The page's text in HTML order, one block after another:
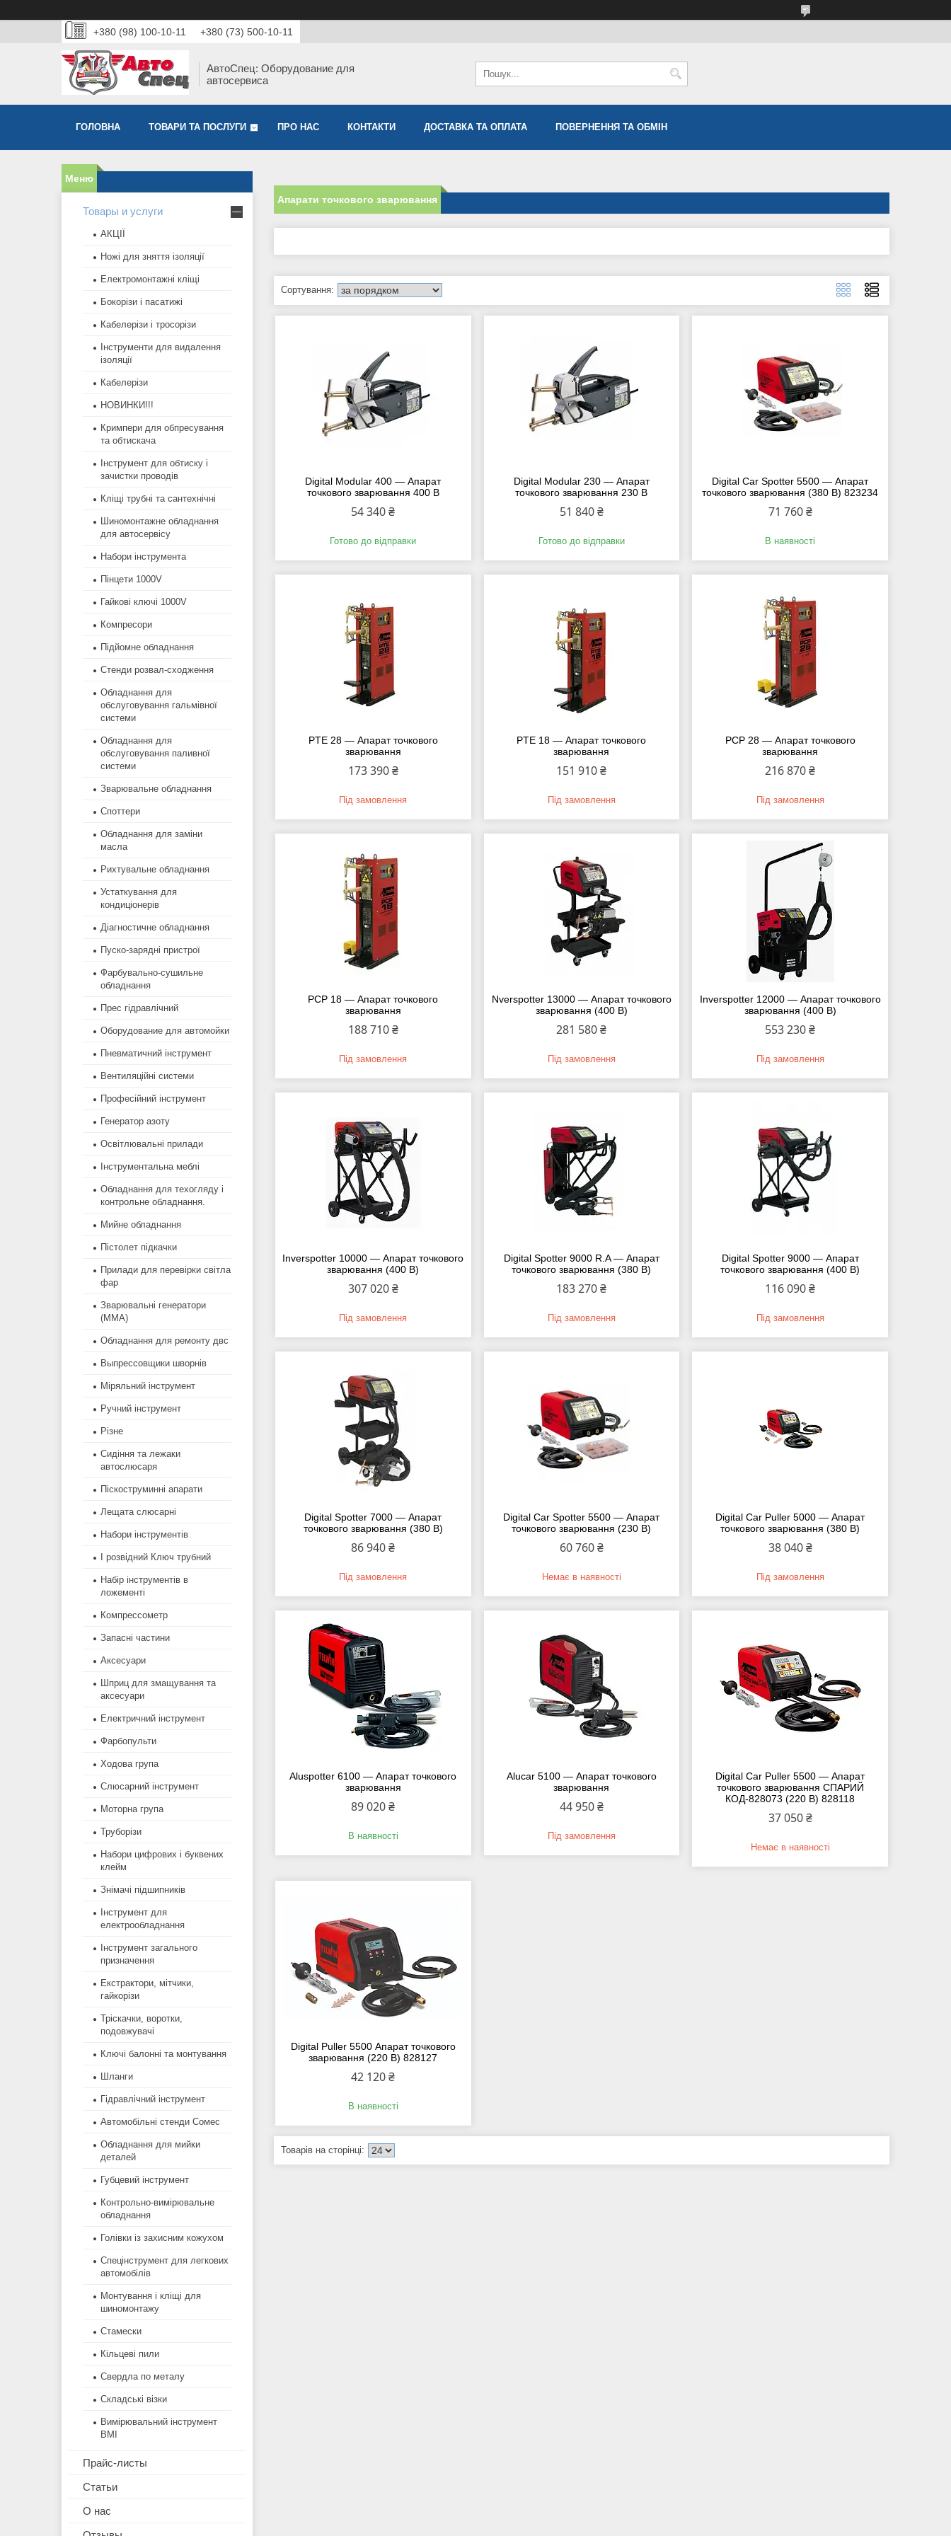
+380 (98) 100-10-11 +380 (73) 500-10-11
АвтоСпец: Оборудование для
автосервиса
ГОЛОВНА ТОВАРИ ТА ПОСЛУГИ ПРО НАС КОНТАКТИ ДОСТАВКА ТА ОПЛАТА ПОВЕРНЕННЯ ТА ОБМІН
Апарати точкового зварювання
Digital Modular 400 — Апарат
точкового зварювання 400 В
54 340 ₴
Готово до відправки
Digital Modular 230 — Апарат
точкового зварювання 230 В
51 840 ₴
Готово до відправки
Digital Car Spotter 5500 — Апарат
точкового зварювання (380 В) 823234
71 760 ₴
В наявності
PTE 28 — Апарат точкового
зварювання
173 390 ₴
Під замовлення
PTE 18 — Апарат точкового
зварювання
151 910 ₴
Під замовлення
PCP 28 — Апарат точкового
зварювання
216 870 ₴
Під замовлення
PCP 18 — Апарат точкового
зварювання
188 710 ₴
Під замовлення
Nverspotter 13000 — Апарат точкового
зварювання (400 В)
281 580 ₴
Під замовлення
Inverspotter 12000 — Апарат точкового
зварювання (400 В)
553 230 ₴
Під замовлення
Inverspotter 10000 — Апарат точкового
зварювання (400 В)
307 020 ₴
Під замовлення
Digital Spotter 9000 R.A — Апарат
точкового зварювання (380 В)
183 270 ₴
Під замовлення
Digital Spotter 9000 — Апарат
точкового зварювання (400 В)
116 090 ₴
Під замовлення
Digital Spotter 7000 — Апарат
точкового зварювання (380 В)
86 940 ₴
Під замовлення
Digital Car Spotter 5500 — Апарат
точкового зварювання (230 В)
60 760 ₴
Немає в наявності
Digital Car Puller 5000 — Апарат
точкового зварювання (380 В)
38 040 ₴
Під замовлення
Aluspotter 6100 — Апарат точкового
зварювання
89 020 ₴
В наявності
Alucar 5100 — Апарат точкового
зварювання
44 950 ₴
Під замовлення
Digital Car Puller 5500 — Апарат
точкового зварювання СПАРИЙ
КОД-828073 (220 В) 828118
37 050 ₴
Немає в наявності
Digital Puller 5500 Апарат точкового
зварювання (220 В) 828127
42 120 ₴
В наявності
Товары и услуги
АКЦІЇ
Ножі для зняття ізоляції
Електромонтажні кліщі
Бокорізи і пасатижі
Кабелерізи і тросорізи
Інструменти для видалення
ізоляції
Кабелерізи
НОВИНКИ!!!
Кримпери для обпресування
та обтискача
Інструмент для обтиску і
зачистки проводів
Кліщі трубні та сантехнічні
Шиномонтажне обладнання
для автосервісу
Набори інструмента
Пінцети 1000V
Гайкові ключі 1000V
Компресори
Підйомне обладнання
Стенди розвал-сходження
Обладнання для
обслуговування гальмівної
системи
Обладнання для
обслуговування паливної
системи
Зварювальне обладнання
Споттери
Обладнання для заміни
масла
Рихтувальне обладнання
Устаткування для
кондиціонерів
Діагностичне обладнання
Пуско-зарядні пристрої
Фарбувально-сушильне
обладнання
Прес гідравлічний
Оборудование для автомойки
Пневматичний інструмент
Вентиляційні системи
Професійний інструмент
Генератор азоту
Освітлювальні прилади
Інструментальна меблі
Обладнання для техогляду і
контрольне обладнання.
Мийне обладнання
Пістолет підкачки
Прилади для перевірки світла
фар
Зварювальні генератори
(MMA)
Обладнання для ремонту двс
Выпрессовщики шворнів
Міряльний інструмент
Ручний інструмент
Різне
Сидіння та лежаки
автослюсаря
Піскоструминні апарати
Лещата слюсарні
Набори інструментів
І розвідний Ключ трубний
Набір інструментів в
ложементі
Компрессометр
Запасні частини
Аксесуари
Шприц для змащування та
аксесуари
Електричний інструмент
Фарбопульти
Ходова група
Слюсарний інструмент
Моторна група
Труборізи
Набори цифрових і буквених
клейм
Знімачі підшипників
Інструмент для
електрообладнання
Інструмент загального
призначення
Екстрактори, мітчики,
гайкорізи
Тріскачки, воротки,
подовжувачі
Ключі балонні та монтування
Шланги
Гідравлічний інструмент
Автомобільні стенди Сомес
Обладнання для мийки
деталей
Губцевий інструмент
Контрольно-вимірювальне
обладнання
Голівки із захисним кожухом
Спецінструмент для легкових
автомобілів
Монтування і кліщі для
шиномонтажу
Стамески
Кільцеві пили
Свердла по металу
Складські візки
Вимірювальний інструмент
BMI
Прайс-листы
Статьи
О нас